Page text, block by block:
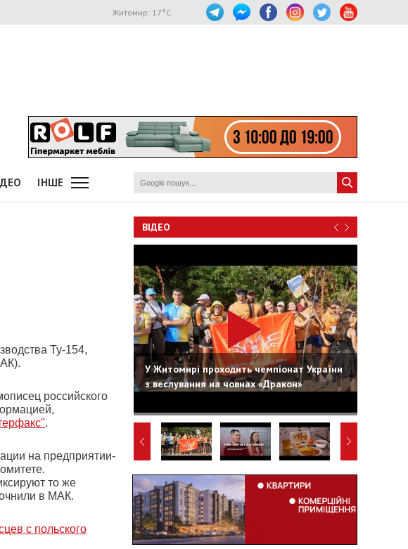
Житомир: 17°C
ІНШЕ
Ту-154,
российского
.
на предприятии-
то же
в МАК.
с польского
ВІДЕО
У Житомирі проходить чемпіонат України
з веслування на човнах «Дракон»